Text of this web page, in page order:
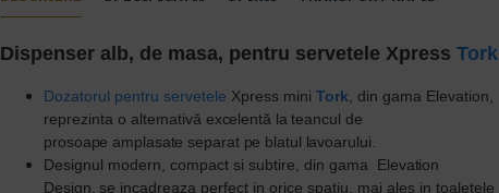
Dispenser alb, de masa, pentru servetele XpressTork
Dozatorul pentru servetele Xpress miniTork , din gama Elevation,
reprezinta o alternativă excelentă la teancul de
prosoape amplasate separat pe blatul lavoarului.
Designul modern, compact sisubtire, din gama
Elevation
Design, se incadreaza perfect in orice spatiu, mai ales in toaletele